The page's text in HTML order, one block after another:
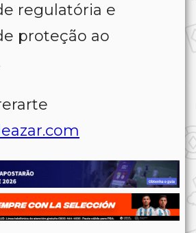
regulatória e
proteção ao